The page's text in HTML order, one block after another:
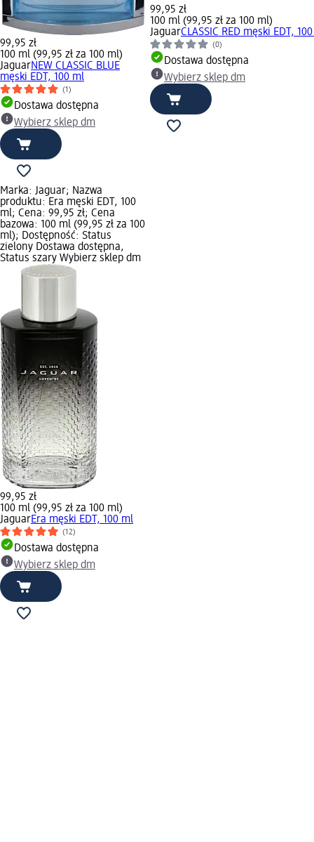
99,95 zł
100 ml (99,95 zł za 100 ml)
JaguarNEW CLASSIC BLUE
męski EDT, 100 ml
(1)
Dostawa dostępna
Wybierz sklep dm
99,95 zł
100 ml (99,95 zł za 100 ml)
JaguarCLASSIC RED męski EDT,
(0)
Dostawa dostępna
Wybierz sklep dm
Marka: Jaguar; Nazwa
produktu: Era męski EDT, 100
ml; Cena: 99,95 zł; Cena
bazowa: 100 ml (99,95 zł za 100
ml); Dostępność: Status
zielony Dostawa dostępna,
Status szary Wybierz sklep dm
99,95 zł
100 ml (99,95 zł za 100 ml)
JaguarEra męski EDT, 100 ml
(12)
Dostawa dostępna
Wybierz sklep dm